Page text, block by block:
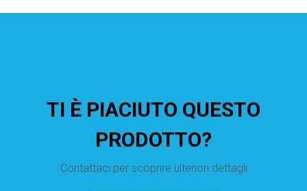
TI È PIACIUTO QUESTO
PRODOTTO?
Contattaci per scoprire ulteriori dettagli